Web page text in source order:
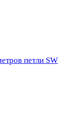
петли SW